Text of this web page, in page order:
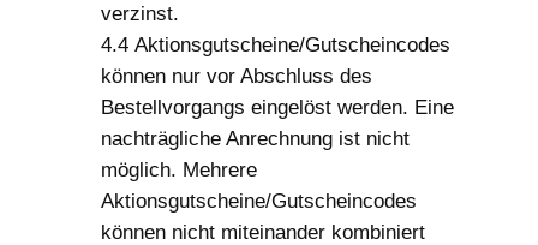
verzinst.
4.4 Aktionsgutscheine/Gutscheincodes
können nur vor Abschluss des
Bestellvorgangs eingelöst werden. Eine
nachträgliche Anrechnung ist nicht
möglich. Mehrere
Aktionsgutscheine/Gutscheincodes
können nicht miteinander kombiniert